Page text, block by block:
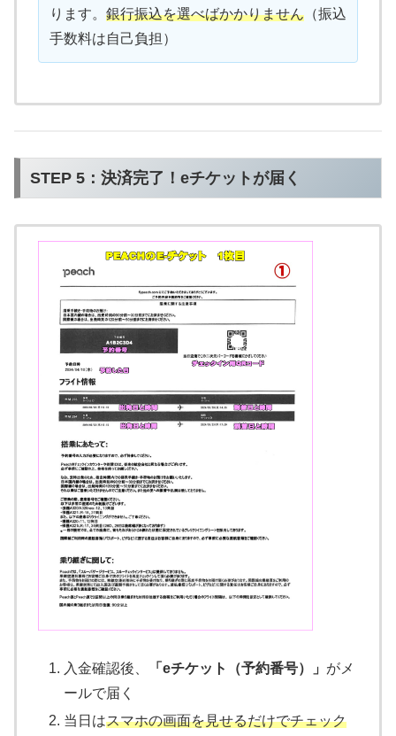
ります。 銀行振込を選べばかかりません （振込
手数料は自己負担）
STEP 5：決済完了！eチケットが届く
入金確認後、 「eチケット（予約番号）」 がメ
ールで届く
当日はスマホの画面を見せるだけでチェック